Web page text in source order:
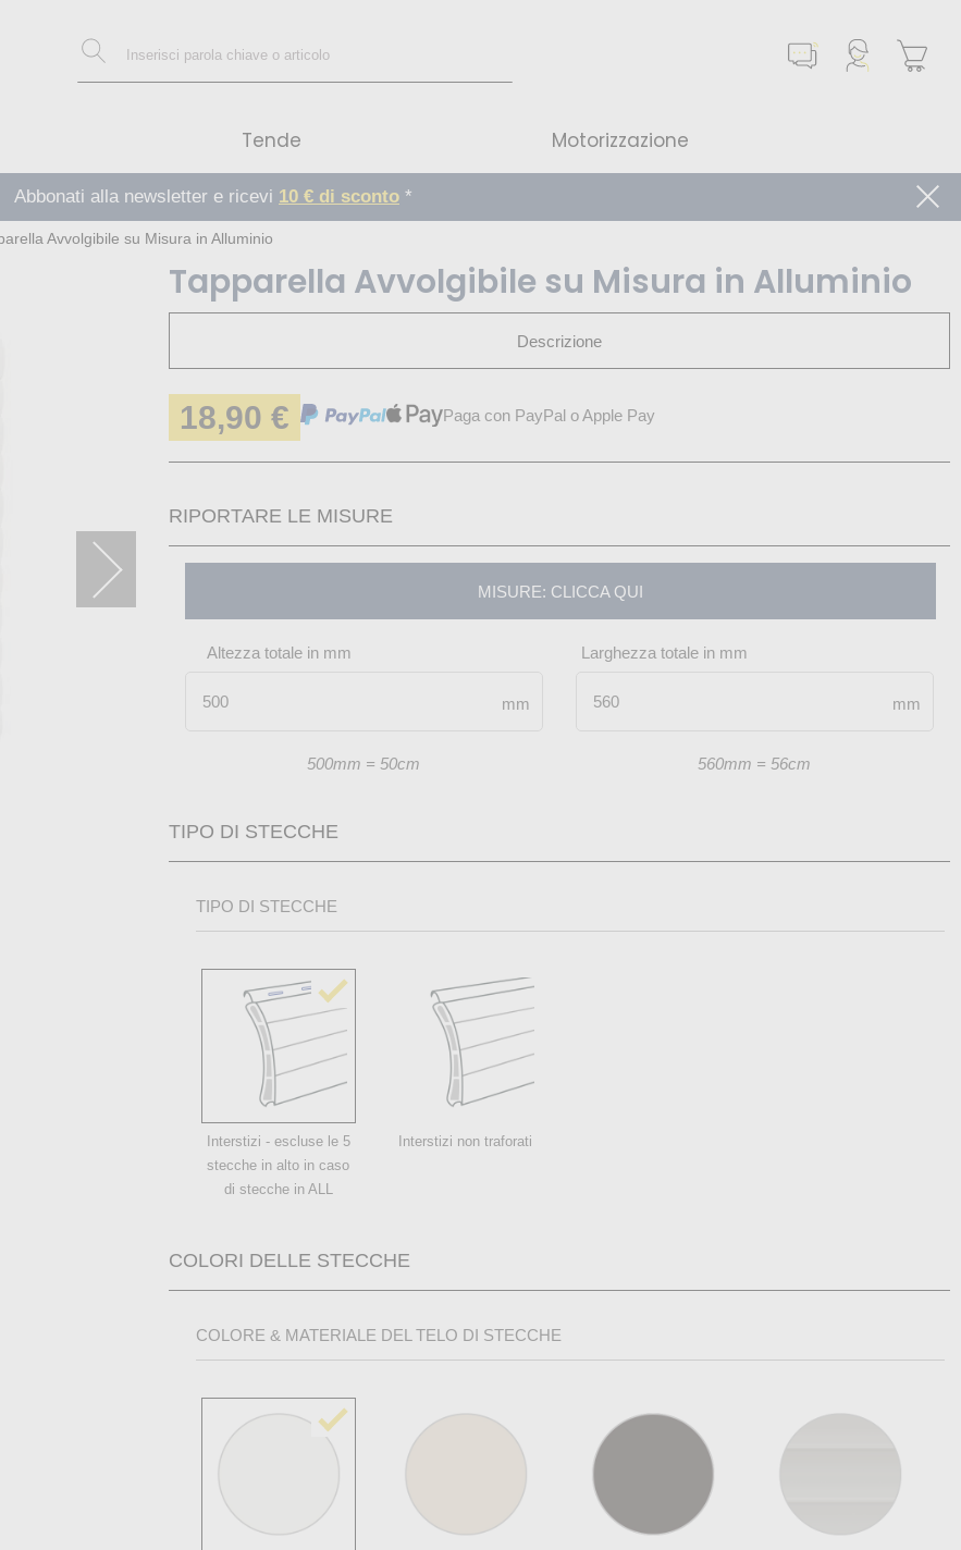
Tende Motorizzazione
Abbonati alla newsletter e ricevi 10 € di sconto *
Avvolgibile su Misura in Alluminio
Tapparella Avvolgibile su Misura in Alluminio
Descrizione
18,90 € Paga con PayPal o Apple Pay
RIPORTARE LE MISURE
MISURE: CLICCA QUI
Altezza totale in mm
mm
500mm = 50cm
Larghezza totale in mm
mm
560mm = 56cm
TIPO DI STECCHE
TIPO DI STECCHE
Interstizi - escluse le 5
stecche in alto in caso
di stecche in ALL
Interstizi non traforati
COLORI DELLE STECCHE
COLORE & MATERIALE DEL TELO DI STECCHE